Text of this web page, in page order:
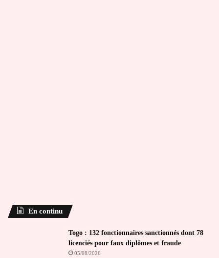
En continu
Togo : 132 fonctionnaires sanctionnés dont 78
licenciés pour faux diplômes et fraude
05/08/2026